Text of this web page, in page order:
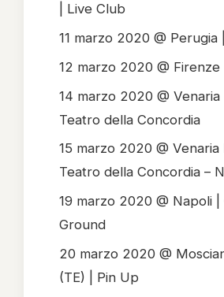
| Live Club
11 marzo 2020 @
12 marzo 2020 @
14 marzo 2020 @ Venaria
Teatro della Concordia
15 marzo 2020 @ Venaria
Teatro della Concordia –
19 marzo 2020 @ Napoli |
Ground
20 marzo 2020 @
(TE) | Pin Up